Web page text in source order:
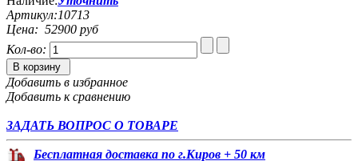
Артикул:10713
Цена: 52900 руб
Кол-во:
В корзину
Добавить в избранное
Добавить к сравнению
ЗАДАТЬ ВОПРОС О ТОВАРЕ
Бесплатная доставка по г.Киров + 50 км